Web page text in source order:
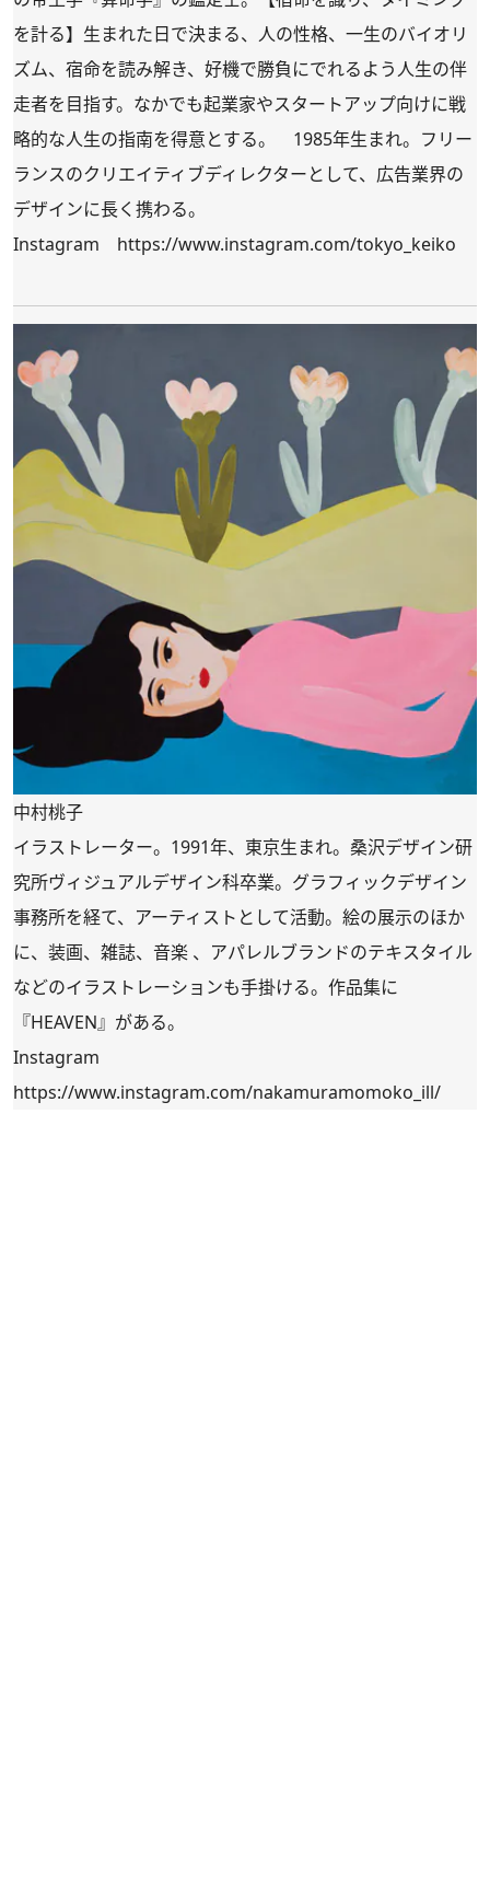
を計る】生まれた日で決まる、人の性格、一生のバイオリ
ズム、宿命を読み解き、好機で勝負にでれるよう人生の伴
走者を目指す。なかでも起業家やスタートアップ向けに戦
略的な人生の指南を得意とする。 1985年生まれ。フリー
ランスのクリエイティブディレクターとして、広告業界の
デザインに長く携わる。
Instagram https://www.instagram.com/tokyo_keiko
中村桃子
イラストレーター。1991年、東京生まれ。桑沢デザイン研
究所ヴィジュアルデザイン科卒業。グラフィックデザイン
事務所を経て、アーティストとして活動。絵の展示のほか
に、装画、雑誌、音楽 、アパレルブランドのテキスタイル
などのイラストレーションも手掛ける。作品集に
『HEAVEN』がある。
Instagram
https://www.instagram.com/nakamuramomoko_ill/